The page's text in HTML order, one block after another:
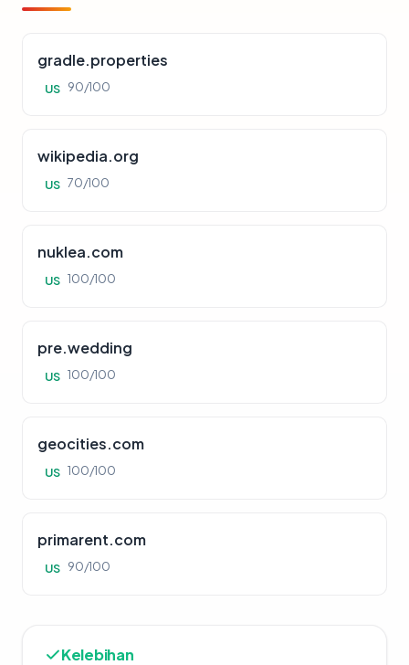
gradle.properties
US 90/100
wikipedia.org
US 70/100
nuklea.com
US 100/100
pre.wedding
US 100/100
geocities.com
US 100/100
primarent.com
US 90/100
Kelebihan